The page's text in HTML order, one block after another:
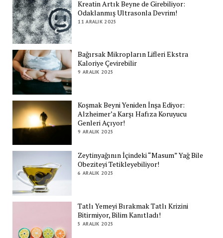
Kreatin Artık Beyne de Girebiliyor:
Odaklanmış Ultrasonla Devrim!
11 ARALIK 2025
Bağırsak Mikropların Lifleri Ekstra
Kaloriye Çevirebilir
9 ARALIK 2025
Koşmak Beyni Yeniden İnşa Ediyor:
Alzheimer’a Karşı Hafıza Koruyucu
Genleri Açıyor!
9 ARALIK 2025
Zeytinyağının İçindeki “Masum” Yağ Bile
Obeziteyi Tetikleyebiliyor!
6 ARALIK 2025
Tatlı Yemeyi Bırakmak Tatlı Krizini
Bitirmiyor, Bilim Kanıtladı!
5 ARALIK 2025